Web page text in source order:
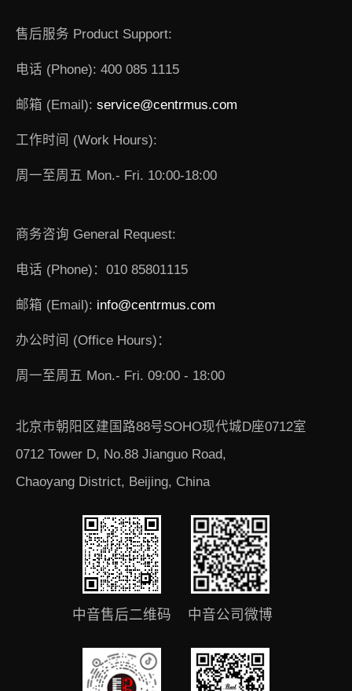
售后服务 Product Support:
电话 (Phone): 400 085 1115
邮箱 (Email): service@centrmus.com
工作时间 (Work Hours):
周一至周五 Mon.- Fri. 10:00-18:00
商务咨询 General Request:
电话 (Phone)：010 85801115
邮箱 (Email): info@centrmus.com
办公时间 (Office Hours)：
周一至周五 Mon.- Fri. 09:00 - 18:00
北京市朝阳区建国路88号SOHO现代城D座0712室
0712 Tower D, No.88 Jianguo Road,
Chaoyang District, Beijing, China
中音售后二维码 中音公司微博